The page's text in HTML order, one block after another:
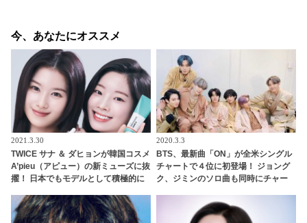
今、あなたにオススメ
2021.3.30
TWICE サナ ＆ ダヒョンが韓国コスメ
A’pieu（アピュー）の新ミューズに抜
擢！ 日本でもモデルとして積極的に
ュアルに大注目
2020.3.3
BTS、最新曲「ON」が全米シングル
チャートで４位に初登場！ ジョング
ク、ジミンのソロ曲も同時にチャー
はPSY、J-Hopeに次いで史上３、４
人目の快挙